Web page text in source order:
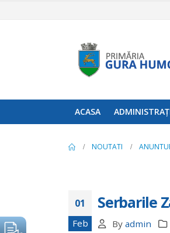
ACASA
NOUTATI
01
Feb
Serbarile
By admin